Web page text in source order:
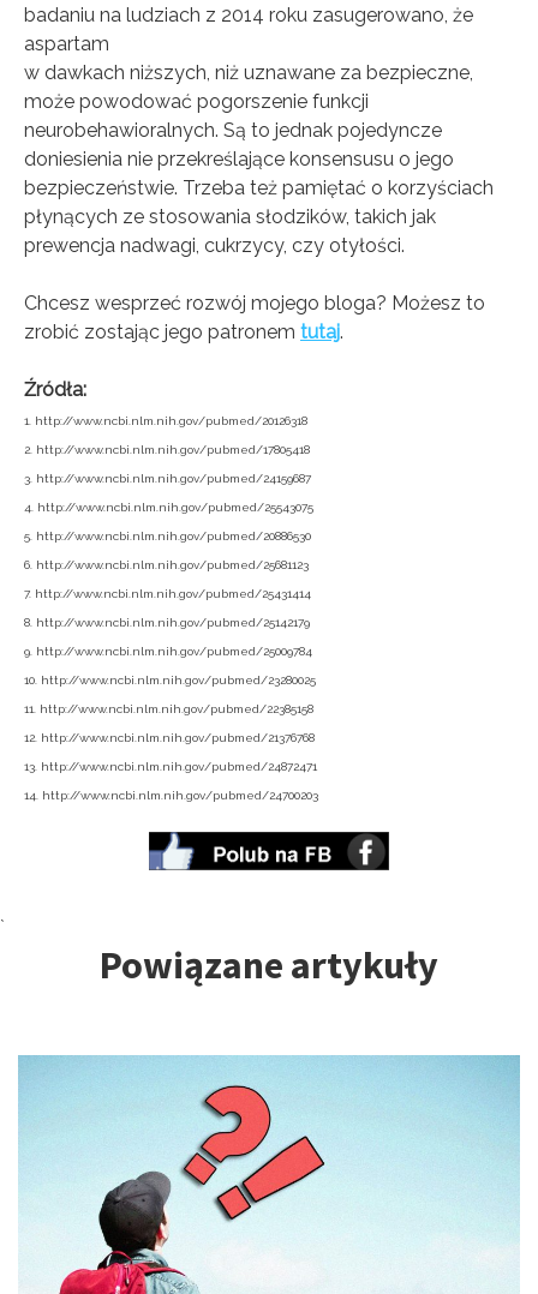
badaniu na ludziach z 2014 roku zasugerowano, że
aspartam
w dawkach niższych, niż uznawane za bezpieczne,
może powodować pogorszenie funkcji
neurobehawioralnych. Są to jednak pojedyncze
doniesienia nie przekreślające konsensusu o jego
bezpieczeństwie. Trzeba też pamiętać o korzyściach
płynących ze stosowania słodzików, takich jak
prewencja nadwagi, cukrzycy, czy otyłości.
Chcesz wesprzeć rozwój mojego bloga? Możesz to
zrobić zostając jego patronem tutaj.
Źródła:
1. http://www.ncbi.nlm.nih.gov/pubmed/20126318
2. http://www.ncbi.nlm.nih.gov/pubmed/17805418
3. http://www.ncbi.nlm.nih.gov/pubmed/24159687
4. http://www.ncbi.nlm.nih.gov/pubmed/25543075
5. http://www.ncbi.nlm.nih.gov/pubmed/20886530
6. http://www.ncbi.nlm.nih.gov/pubmed/25681123
7. http://www.ncbi.nlm.nih.gov/pubmed/25431414
8. http://www.ncbi.nlm.nih.gov/pubmed/25142179
9. http://www.ncbi.nlm.nih.gov/pubmed/25009784
10. http://www.ncbi.nlm.nih.gov/pubmed/23280025
11. http://www.ncbi.nlm.nih.gov/pubmed/22385158
12. http://www.ncbi.nlm.nih.gov/pubmed/21376768
13. http://www.ncbi.nlm.nih.gov/pubmed/24872471
14. http://www.ncbi.nlm.nih.gov/pubmed/24700203
`
Powiązane artykuły